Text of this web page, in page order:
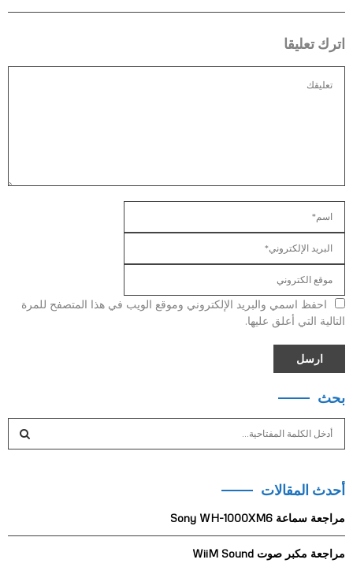
اترك تعليقا
احفظ اسمي والبريد الإلكتروني وموقع الويب في هذا المتصفح للمرة
التالية التي أعلق عليها.
بحث
c
f
r
أحدث المقالات
مراجعة سماعة Sony WH-1000XM6
مراجعة مكبر صوت WiiM Sound